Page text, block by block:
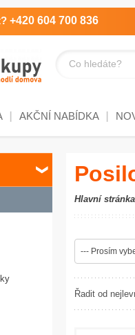
+420 604 700 836
Co hledáte?
AKČNÍ NABÍDKA
Hlavní stránka
--- Prosím
Řadit od